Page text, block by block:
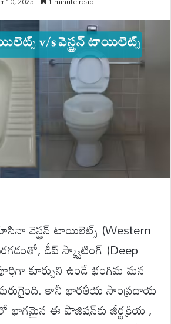
వెస్ట్రన్ టాయిలెట్స్ (Western
డీప్ స్క్వాటింగ్ (Deep
కూర్చుని ఉండే భంగిమ మన
కానీ భారతీయ సాంప్రదాయ
ఈ పొజిషన్‌కు జీర్ణక్రియ ,